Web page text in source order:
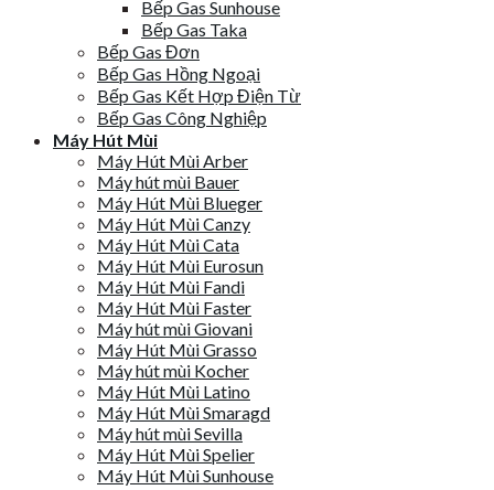
Bếp Gas Sunhouse
Bếp Gas Taka
Bếp Gas Đơn
Bếp Gas Hồng Ngoại
Bếp Gas Kết Hợp Điện Từ
Bếp Gas Công Nghiệp
Máy Hút Mùi
Máy Hút Mùi Arber
Máy hút mùi Bauer
Máy Hút Mùi Blueger
Máy Hút Mùi Canzy
Máy Hút Mùi Cata
Máy Hút Mùi Eurosun
Máy Hút Mùi Fandi
Máy Hút Mùi Faster
Máy hút mùi Giovani
Máy Hút Mùi Grasso
Máy hút mùi Kocher
Máy Hút Mùi Latino
Máy Hút Mùi Smaragd
Máy hút mùi Sevilla
Máy Hút Mùi Spelier
Máy Hút Mùi Sunhouse